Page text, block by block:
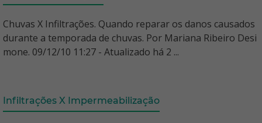
Chuvas X Infiltrações. Quando reparar os danos causados
durante a temporada de chuvas. Por Mariana Ribeiro Desi
mone. 09/12/10 11:27 - Atualizado há 2 ...
Infiltrações X Impermeabilização